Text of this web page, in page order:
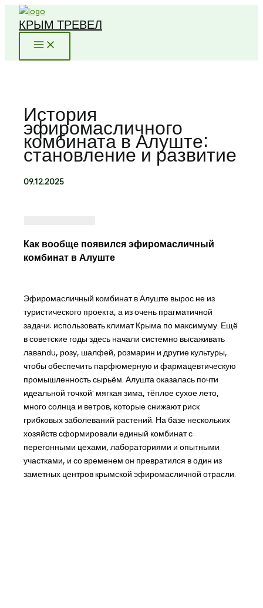
Перейти
КРЫМ ТРЕВЕЛ
История
эфиромасличного
комбината в Алуште:
становление и развитие
09.12.2025
Как вообще появился эфиромасличный
комбинат в Алуште
Эфиромасличный комбинат в Алуште вырос не из
туристического проекта, а из очень прагматичной
задачи: использовать климат Крыма по максимуму. Ещё
в советские годы здесь начали системно высаживать
лавandu, розу, шалфей, розмарин и другие культуры,
чтобы обеспечить парфюмерную и фармацевтическую
промышленность сырьём. Алушта оказалась почти
идеальной точкой: мягкая зима, тёплое сухое лето,
много солнца и ветров, которые снижают риск
грибковых заболеваний растений. На базе нескольких
хозяйств сформировали единый комбинат с
перегонными цехами, лабораториями и опытными
участками, и со временем он превратился в один из
заметных центров крымской эфиромасличной отрасли.